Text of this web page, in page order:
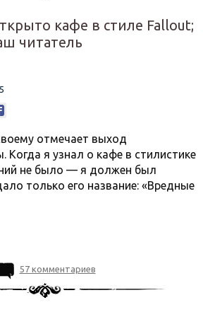
кафе в стиле Fallout;
читатель
отмечает выход
Когда я узнал о кафе в стилистике
не было — я должен был
только его название: «Вредные
57 комментариев